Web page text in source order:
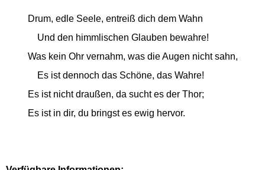
Drum, edle Seele, entreiß dich dem Wahn
Und den himmlischen Glauben bewahre!
Was kein Ohr vernahm, was die Augen nicht sahn,
Es ist dennoch das Schöne, das Wahre!
Es ist nicht draußen, da sucht es der Thor;
Es ist in dir, du bringst es ewig hervor.